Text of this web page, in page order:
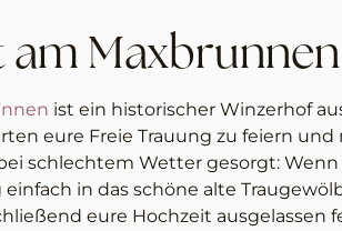
am Maxbrunnen
ist ein historischer Winzerhof
eure Freie Trauung zu feiern
schlechtem Wetter gesorgt:
einfach in das schöne alte
eure Hochzeit ausgelassen